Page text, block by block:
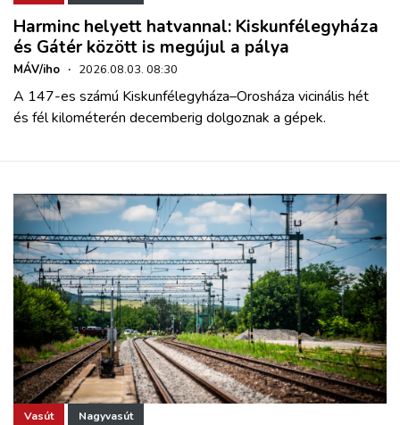
Harminc helyett hatvannal: Kiskunfélegyháza
és Gátér között is megújul a pálya
MÁV/iho · 2026.08.03. 08:30
A 147-es számú Kiskunfélegyháza–Orosháza vicinális hét
és fél kilométerén decemberig dolgoznak a gépek.
Vasút Nagyvasút